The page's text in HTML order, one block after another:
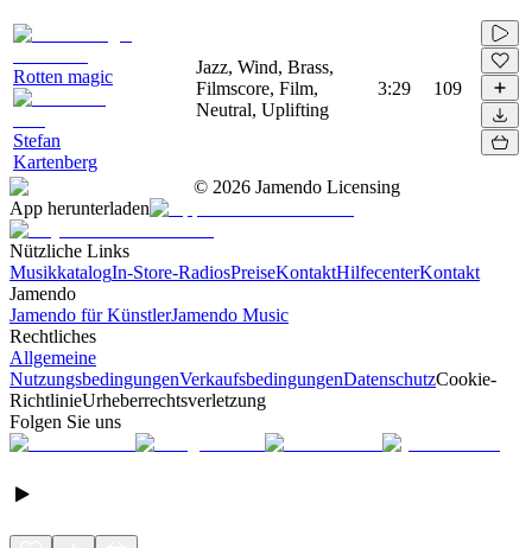
Rotten magic
Stefan
Kartenberg
Jazz, Wind, Brass,
Filmscore, Film,
Neutral, Uplifting
3:29 109
© 2026 Jamendo Licensing
App herunterladen
Nützliche Links
MusikkatalogIn-Store-RadiosPreiseKontaktHilfecenterKontakt
Jamendo
Jamendo für KünstlerJamendo Music
Rechtliches
Allgemeine
NutzungsbedingungenVerkaufsbedingungenDatenschutzCookie-
RichtlinieUrheberrechtsverletzung
Folgen Sie uns